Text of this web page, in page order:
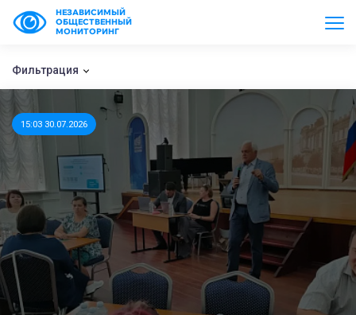
НЕЗАВИСИМЫЙ
ОБЩЕСТВЕННЫЙ
МОНИТОРИНГ
Фильтрация
15:03 30.07.2026